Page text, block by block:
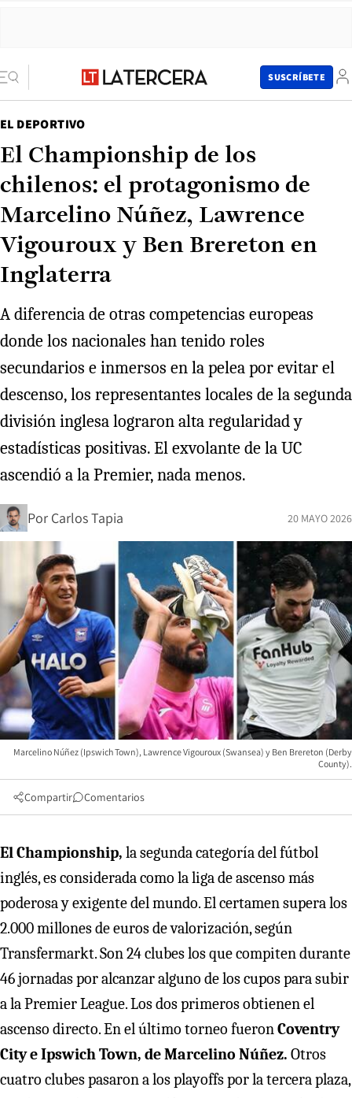
SUSCRÍBETE
EL DEPORTIVO
El Championship de los
chilenos: el protagonismo de
Marcelino Núñez, Lawrence
Vigouroux y Ben Brereton en
Inglaterra
A diferencia de otras competencias europeas
donde los nacionales han tenido roles
secundarios e inmersos en la pelea por evitar el
descenso, los representantes locales de la segunda
división inglesa lograron alta regularidad y
estadísticas positivas. El exvolante de la UC
ascendió a la Premier, nada menos.
Por Carlos Tapia 20 MAYO 2026
Marcelino Núñez (Ipswich Town), Lawrence Vigouroux (Swansea) y Ben Brereton (Derby
County).
Compartir Comentarios
El Championship, la segunda categoría del fútbol
inglés, es considerada como la liga de ascenso más
poderosa y exigente del mundo. El certamen supera los
2.000 millones de euros de valorización, según
Transfermarkt. Son 24 clubes los que compiten durante
46 jornadas por alcanzar alguno de los cupos para subir
a la Premier League. Los dos primeros obtienen el
ascenso directo. En el último torneo fueronCoventry
City e Ipswich Town, de Marcelino Núñez. Otros
cuatro clubes pasaron a los playoffs por la tercera plaza,